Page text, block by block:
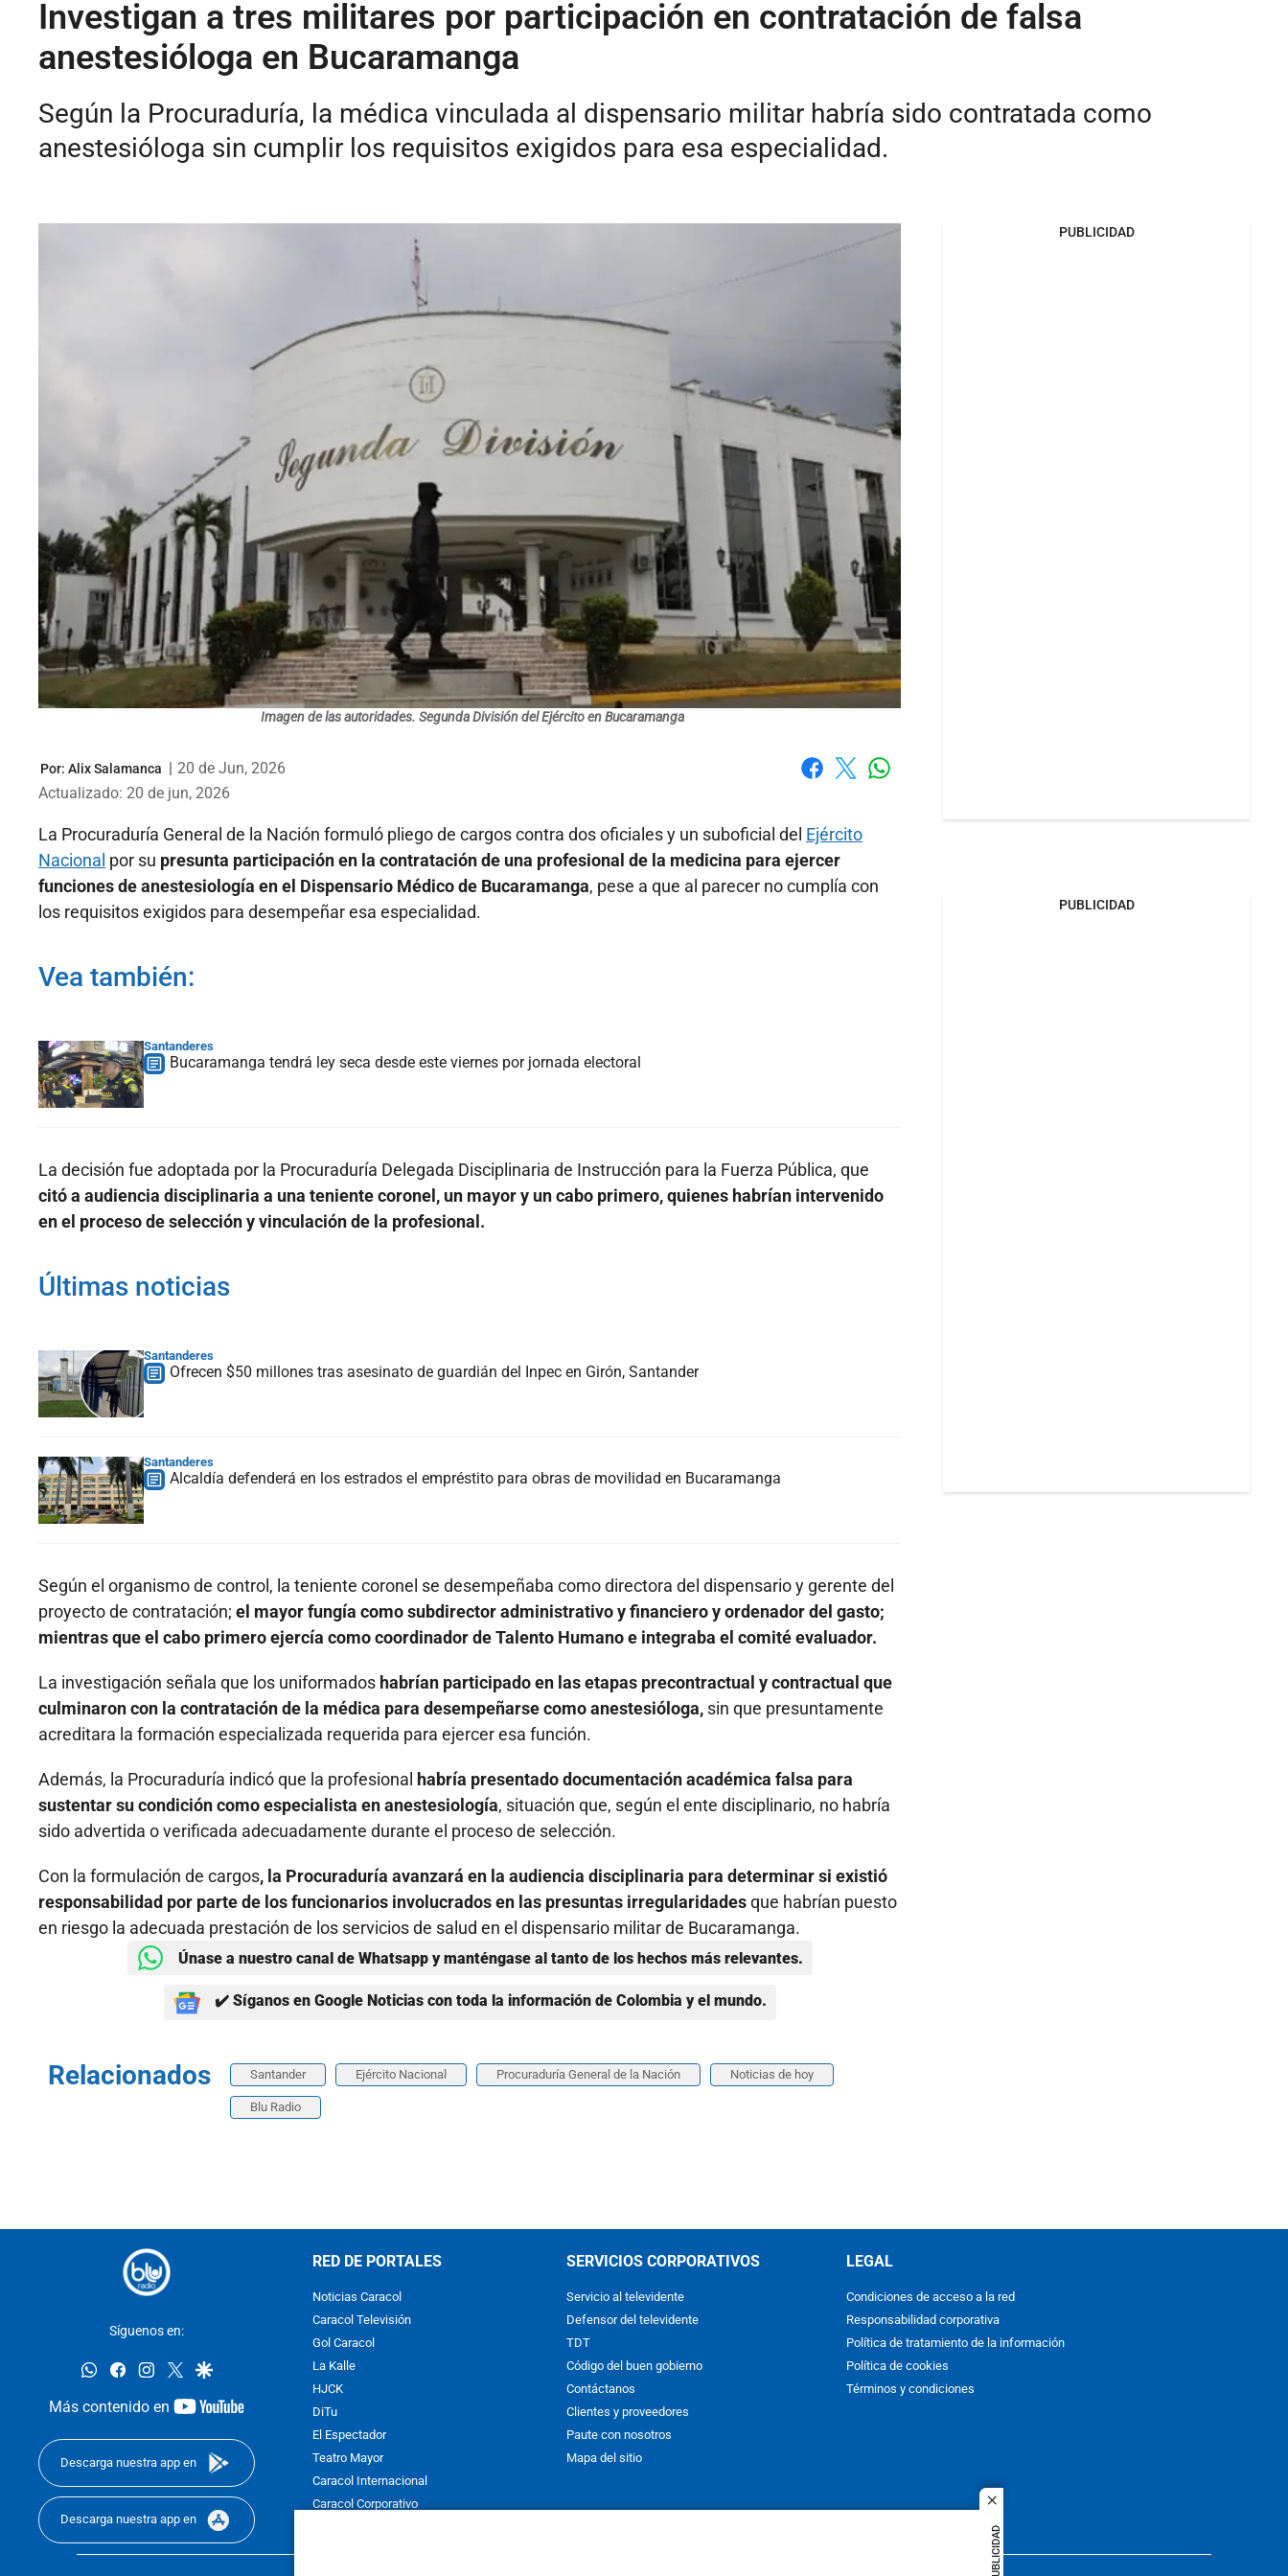
close
PUBLICIDAD
Investigan a tres militares por participación en contratación de falsa
anestesióloga en Bucaramanga
Según la Procuraduría, la médica vinculada al dispensario militar habría sido contratada como
anestesióloga sin cumplir los requisitos exigidos para esa especialidad.
Imagen de las autoridades. Segunda División del Ejército en Bucaramanga
Por: Alix Salamanca | 20 de Jun, 2026
Actualizado: 20 de jun, 2026
La Procuraduría General de la Nación formuló pliego de cargos contra dos oficiales y un suboficial del Ejército
Nacional por su presunta participación en la contratación de una profesional de la medicina para ejercer
funciones de anestesiología en el Dispensario Médico de Bucaramanga, pese a que al parecer no cumplía con
los requisitos exigidos para desempeñar esa especialidad.
Vea también:
Santanderes
Bucaramanga tendrá ley seca desde este viernes por jornada electoral
La decisión fue adoptada por la Procuraduría Delegada Disciplinaria de Instrucción para la Fuerza Pública, que
citó a audiencia disciplinaria a una teniente coronel, un mayor y un cabo primero, quienes habrían intervenido
en el proceso de selección y vinculación de la profesional.
Últimas noticias
Santanderes
Ofrecen $50 millones tras asesinato de guardián del Inpec en Girón, Santander
Santanderes
Alcaldía defenderá en los estrados el empréstito para obras de movilidad en Bucaramanga
Según el organismo de control, la teniente coronel se desempeñaba como directora del dispensario y gerente del
proyecto de contratación; el mayor fungía como subdirector administrativo y financiero y ordenador del gasto;
mientras que el cabo primero ejercía como coordinador de Talento Humano e integraba el comité evaluador.
La investigación señala que los uniformados habrían participado en las etapas precontractual y contractual que
culminaron con la contratación de la médica para desempeñarse como anestesióloga, sin que presuntamente
acreditara la formación especializada requerida para ejercer esa función.
Además, la Procuraduría indicó que la profesional habría presentado documentación académica falsa para
sustentar su condición como especialista en anestesiología, situación que, según el ente disciplinario, no habría
sido advertida o verificada adecuadamente durante el proceso de selección.
Con la formulación de cargos, la Procuraduría avanzará en la audiencia disciplinaria para determinar si existió
responsabilidad por parte de los funcionarios involucrados en las presuntas irregularidadesque habrían puesto
en riesgo la adecuada prestación de los servicios de salud en el dispensario militar de Bucaramanga.
Únase a nuestro canal de Whatsapp y manténgase al tanto de los hechos más relevantes.
✔️ Síganos en Google Noticias con toda la información de Colombia y el mundo.
Relacionados Santander Ejército Nacional Procuraduría General de la Nación Noticias de hoy
Blu Radio
PUBLICIDAD
PUBLICIDAD
Síguenos en:
whatsappfacebookinstagram
twittergoogle
Más contenido en
youtube-
Descarga nuestra app en
Descarga nuestra app en
RED DE PORTALES
Noticias Caracol
Caracol Televisión
Gol Caracol
La Kalle
HJCK
DiTu
El Espectador
Teatro Mayor
Caracol Internacional
Caracol Corporativo
SERVICIOS CORPORATIVOS
Servicio al televidente
Defensor del televidente
TDT
Código del buen gobierno
Contáctanos
Clientes y proveedores
Paute con nosotros
Mapa del sitio
LEGAL
Condiciones de acceso a la red
Responsabilidad corporativa
Política de tratamiento de la información
Política de cookies
Términos y condiciones